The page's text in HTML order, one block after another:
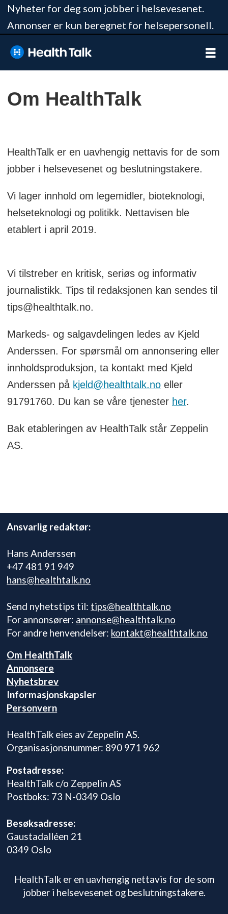
Nyheter for deg som jobber i helsevesenet.
Annonser er kun beregnet for helsepersonell.
Om
HealthTalk.no
Om HealthTalk
HealthTalk er en uavhengig nettavis for de som
jobber i helsevesenet og beslutningstakere.
Vi lager innhold om legemidler, bioteknologi,
helseteknologi og politikk. Nettavisen ble
etablert i april 2019.
Vi tilstreber en kritisk, seriøs og informativ
journalistikk. Tips til redaksjonen kan sendes til
tips@healthtalk.no.
Markeds- og salgavdelingen ledes av Kjeld
Anderssen. For spørsmål om annonsering eller
innholdsproduksjon, ta kontakt med Kjeld
Anderssen på kjeld@healthtalk.noeller
91791760. Du kan se våre tjenester her.
Bak etableringen av HealthTalk står Zeppelin
AS.
Ansvarlig redaktør:
Hans Anderssen
+47 481 91 949
hans@healthtalk.no
Send nyhetstips til: tips@healthtalk.no
For annonsører: annonse@healthtalk.no
For andre henvendelser: kontakt@healthtalk.no
Om HealthTalk
Annonsere
Nyhetsbrev
Informasjonskapsler
Personvern
HealthTalk eies av Zeppelin AS.
Organisasjonsnummer: 890 971 962
Postadresse:
HealthTalk c/o Zeppelin AS
Postboks: 73 N-0349 Oslo
Besøksadresse:
Gaustadalléen 21
0349 Oslo
HealthTalk er en uavhengig nettavis for de som
jobber i helsevesenet og beslutningstakere.